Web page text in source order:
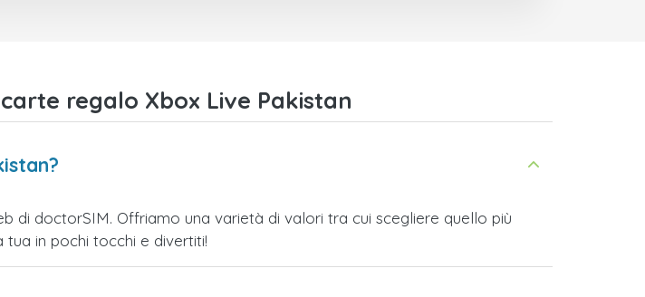
regalo Xbox Live Pakistan
di doctorSIM. Offriamo una varietà di valori tra cui scegliere quello più
in pochi tocchi e divertiti!